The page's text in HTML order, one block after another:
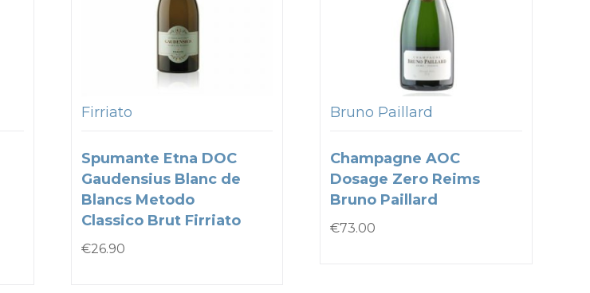
Firriato
Spumante Etna DOC
Gaudensius Blanc de
Blancs Metodo
Classico Brut Firriato
€26.90
Bruno Paillard
Champagne AOC
Dosage Zero Reims
Bruno Paillard
€73.00